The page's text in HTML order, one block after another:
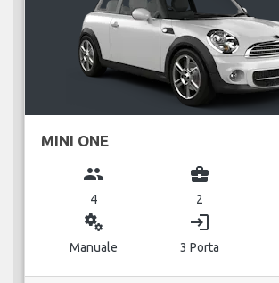
MINI ONE
group
4
business_center
2
miscellaneous_services
Manuale
login
3 Porta